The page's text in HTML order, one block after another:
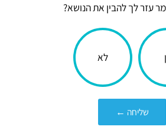
עזר לך להבין את הנושא?
הכתבה
עניינה
אותך?
לא
שליחה ←